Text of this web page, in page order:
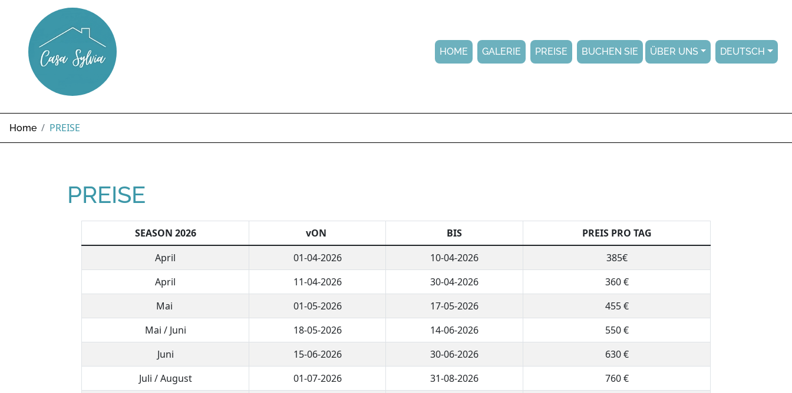
HOME GALERIE PREISE BUCHEN SIE ÜBER UNS DEUTSCH
Home PREISE
PREISE
SEASON 2026 vON BIS
PREIS PRO TAG
April
01-04-2026 10-04-2026
385€
April
11-04-2026 30-04-2026
360 €
Mai
01-05-2026 17-05-2026
455 €
Mai / Juni
18-05-2026 14-06-2026
550 €
Juni
15-06-2026 30-06-2026
630 €
Juli / August
01-07-2026 31-08-2026
760 €